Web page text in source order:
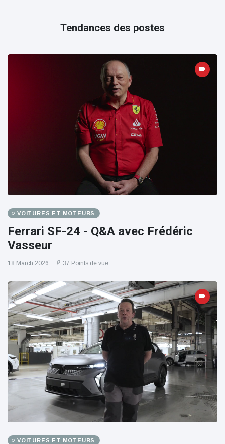
Tendances des postes
VOITURES ET MOTEURS
Ferrari SF-24 - Q&A avec Frédéric
Vasseur
18 March 2026 37 Points de vue
VOITURES ET MOTEURS